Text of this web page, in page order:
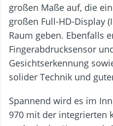
großen Maße auf, die
großen Full-HD-Display
Raum geben. Ebenfalls
Fingerabdrucksensor
Gesichtserkennung
solider Technik und
Spannend wird es im
970 mit der integrierten